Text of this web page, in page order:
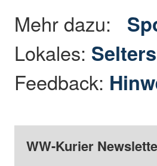
Mehr dazu:
Lokales:
Feedback:
WW-Kurier